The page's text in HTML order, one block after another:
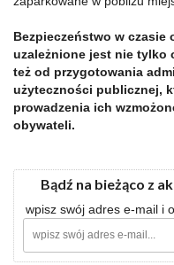
Bezpieczeństwo w czasie
uzależnione jest nie tylko
też od przygotowania
użyteczności publicznej,
prowadzenia ich
obywateli.
Bądź na bieżąco z
wpisz swój adres e-mail i